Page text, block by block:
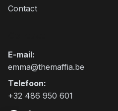
Contact
E-mail:
emma@themaffia.be
Telefoon:
+32 486 950 601